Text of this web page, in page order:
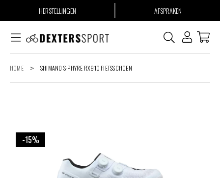
HERSTELLINGEN AFSPRAKEN
HOME > SHIMANO S-PHYRE RX910 FIETSSCHOEN
-15%